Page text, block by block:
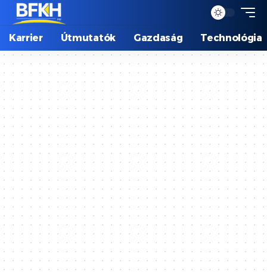
Karrier Útmutatók Gazdaság Technológia